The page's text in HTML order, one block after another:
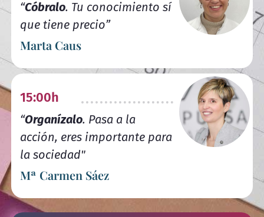
“Cóbralo. Tu conocimiento sí
que tiene precio”
Marta Caus
15:00h
“Organízalo. Pasa a la
acción, eres importante para
la sociedad"
Mª Carmen Sáez